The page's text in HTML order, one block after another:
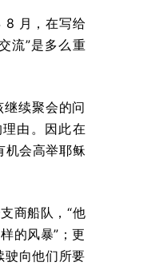
8 月，在写给
流”是多么重
续聚会的问
由。因此在
机会高举耶稣
商船队，“他
的风暴”；更
驶向他们所要